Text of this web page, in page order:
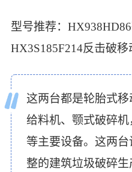
型号推荐：
HX3S185F214反击破移
这两台都是轮胎式
给料机、颚式破碎
等主要设备。这两
整的建筑垃圾破碎